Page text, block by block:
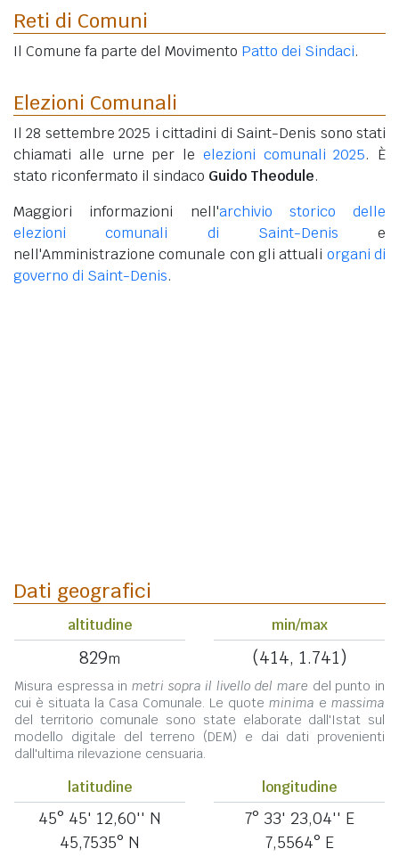
Reti di Comuni
Il Comune fa parte del Movimento Patto dei Sindaci.
Elezioni Comunali
Il 28 settembre 2025 i cittadini di Saint-Denis sono stati
chiamati alle urne per le elezioni comunali 2025. È
stato riconfermato il sindaco Guido Theodule.
Maggiori informazioni nell'archivio storico delle
elezioni comunali di Saint-Denis e
nell'Amministrazione comunale con gli attuali organi di
governo di Saint-Denis.
Dati geografici
altitudine
829m
min/max
(414, 1.741)
Misura espressa in metri sopra il livello del mare del punto in
cui è situata la Casa Comunale. Le quote minima e massima
del territorio comunale sono state elaborate dall'Istat sul
modello digitale del terreno (DEM) e dai dati provenienti
dall'ultima rilevazione censuaria.
latitudine
45° 45' 12,60'' N
45,7535° N
longitudine
7° 33' 23,04'' E
7,5564° E